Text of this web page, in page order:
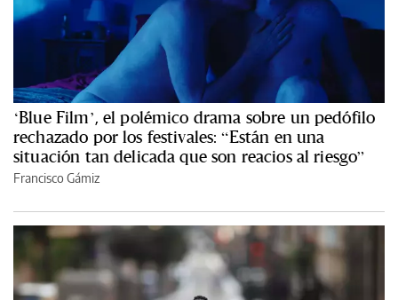
‘Blue Film’, el polémico drama sobre un pedófilo
rechazado por los festivales: “Están en una
situación tan delicada que son reacios al riesgo”
Francisco Gámiz